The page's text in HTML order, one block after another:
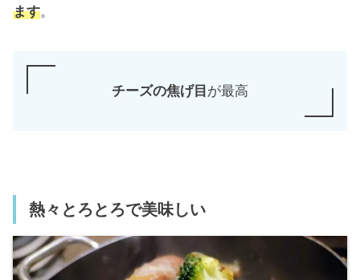
ます。
チーズの焦げ目 が最高
熱々とろとろで美味しい